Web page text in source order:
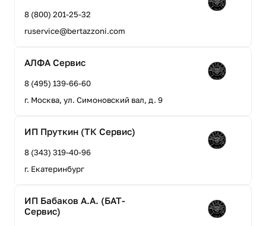
8 (800) 201-25-32
ruservice@bertazzoni.com
АЛФА Сервис
8 (495) 139-66-60
г. Москва, ул. Симоновский вал, д. 9
ИП Пруткин (ТК Сервис)
8 (343) 319-40-96
г. Екатеринбург
ИП Бабаков А.А. (БАТ-
Сервис)